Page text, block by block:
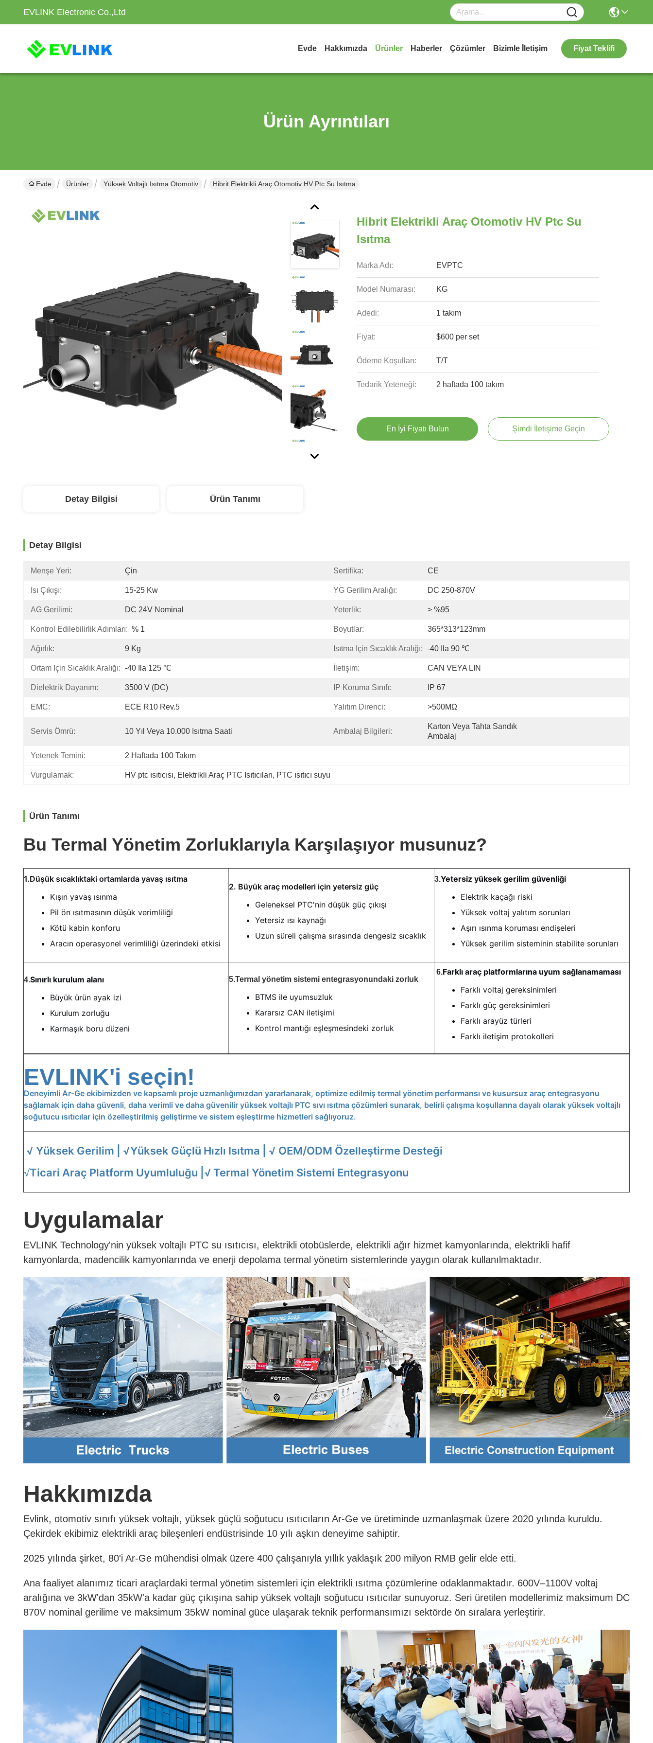
EVLINK Electronic Co.,Ltd
Evde Hakkımızda Ürünler Haberler Çözümler Bizimle İletişim Fiyat Teklifi
Ürün Ayrıntıları
Evde Ürünler Yüksek Voltajlı Isıtma Otomotiv Hibrit Elektrikli Araç Otomotiv HV Ptc Su Isıtma
Hibrit Elektrikli Araç Otomotiv HV Ptc Su
Isıtma
Marka Adı: EVPTC
Model Numarası: KG
Adedi: 1 takım
Fiyat: $600 per set
Ödeme Koşulları: T/T
Tedarik Yeteneği: 2 haftada 100 takım
En İyi Fiyatı Bulun Şimdi İletişime Geçin
Detay Bilgisi Ürün Tanımı
Detay Bilgisi
Menşe Yeri: Çin Sertifika: CE
Isı Çıkışı: 15-25 Kw YG Gerilim Aralığı: DC 250-870V
AG Gerilimi: DC 24V Nominal Yeterlik: > %95
Kontrol Edilebilirlik Adımları: % 1 Boyutlar: 365*313*123mm
Ağırlık: 9 Kg Isıtma Için Sıcaklık Aralığı: -40 Ila 90 ℃
Ortam Için Sıcaklık Aralığı: -40 Ila 125 ℃ İletişim: CAN VEYA LIN
Dielektrik Dayanım: 3500 V (DC) IP Koruma Sınıfı: IP 67
EMC: ECE R10 Rev.5 Yalıtım Direnci: >500MΩ
Servis Ömrü: 10 Yıl Veya 10.000 Isıtma Saati Ambalaj Bilgileri:
Karton Veya Tahta Sandık
Ambalaj
Yetenek Temini: 2 Haftada 100 Takım
Vurgulamak: HV ptc ısıtıcısı, Elektrikli Araç PTC Isıtıcıları, PTC ısıtıcı suyu
Ürün Tanımı
Bu Termal Yönetim Zorluklarıyla Karşılaşıyor musunuz?
1.Düşük sıcaklıktaki ortamlarda yavaş ısıtma
Kışın yavaş ısınma
Pil ön ısıtmasının düşük verimliliği
Kötü kabin konforu
Aracın operasyonel verimliliği üzerindeki etkisi
2. Büyük araç modelleri için yetersiz güç
Geleneksel PTC'nin düşük güç çıkışı
Yetersiz ısı kaynağı
Uzun süreli çalışma sırasında dengesiz sıcaklık
3.Yetersiz yüksek gerilim güvenliği
Elektrik kaçağı riski
Yüksek voltaj yalıtım sorunları
Aşırı ısınma koruması endişeleri
Yüksek gerilim sisteminin stabilite sorunları
4.Sınırlı kurulum alanı
Büyük ürün ayak izi
Kurulum zorluğu
Karmaşık boru düzeni
5.Termal yönetim sistemi entegrasyonundaki zorluk
BTMS ile uyumsuzluk
Kararsız CAN iletişimi
Kontrol mantığı eşleşmesindeki zorluk
6.Farklı araç platformlarına uyum sağlanamaması
Farklı voltaj gereksinimleri
Farklı güç gereksinimleri
Farklı arayüz türleri
Farklı iletişim protokolleri
EVLINK'i seçin!
Deneyimli Ar-Ge ekibimizden ve kapsamlı proje uzmanlığımızdan yararlanarak, optimize edilmiş termal yönetim performansı ve kusursuz araç entegrasyonu
sağlamak için daha güvenli, daha verimli ve daha güvenilir yüksek voltajlı PTC sıvı ısıtma çözümleri sunarak, belirli çalışma koşullarına dayalı olarak yüksek voltajlı
soğutucu ısıtıcılar için özelleştirilmiş geliştirme ve sistem eşleştirme hizmetleri sağlıyoruz.
√ Yüksek Gerilim | √Yüksek Güçlü Hızlı Isıtma | √ OEM/ODM Özelleştirme Desteği
√Ticari Araç Platform Uyumluluğu | √Termal Yönetim Sistemi Entegrasyonu
Uygulamalar
EVLINK Technology'nin yüksek voltajlı PTC su ısıtıcısı, elektrikli otobüslerde, elektrikli ağır hizmet kamyonlarında, elektrikli hafif
kamyonlarda, madencilik kamyonlarında ve enerji depolama termal yönetim sistemlerinde yaygın olarak kullanılmaktadır.
Hakkımızda
Evlink, otomotiv sınıfı yüksek voltajlı, yüksek güçlü soğutucu ısıtıcıların Ar-Ge ve üretiminde uzmanlaşmak üzere 2020 yılında kuruldu.
Çekirdek ekibimiz elektrikli araç bileşenleri endüstrisinde 10 yılı aşkın deneyime sahiptir.
2025 yılında şirket, 80'i Ar-Ge mühendisi olmak üzere 400 çalışanıyla yıllık yaklaşık 200 milyon RMB gelir elde etti.
Ana faaliyet alanımız ticari araçlardaki termal yönetim sistemleri için elektrikli ısıtma çözümlerine odaklanmaktadır. 600V–1100V voltaj
aralığına ve 3kW'dan 35kW'a kadar güç çıkışına sahip yüksek voltajlı soğutucu ısıtıcılar sunuyoruz. Seri üretilen modellerimiz maksimum DC
870V nominal gerilime ve maksimum 35kW nominal güce ulaşarak teknik performansımızı sektörde ön sıralara yerleştirir.